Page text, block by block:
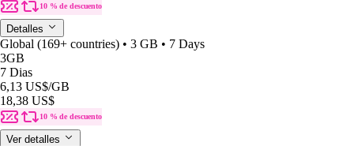
10 % de descuento
Detalles
Global (169+ countries) • 3 GB • 7 Days
3GB
7 Dias
6,13 US$/GB
18,38 US$
10 % de descuento
Ver detalles